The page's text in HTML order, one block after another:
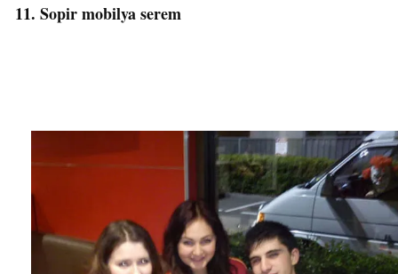
11. Sopir mobilya serem